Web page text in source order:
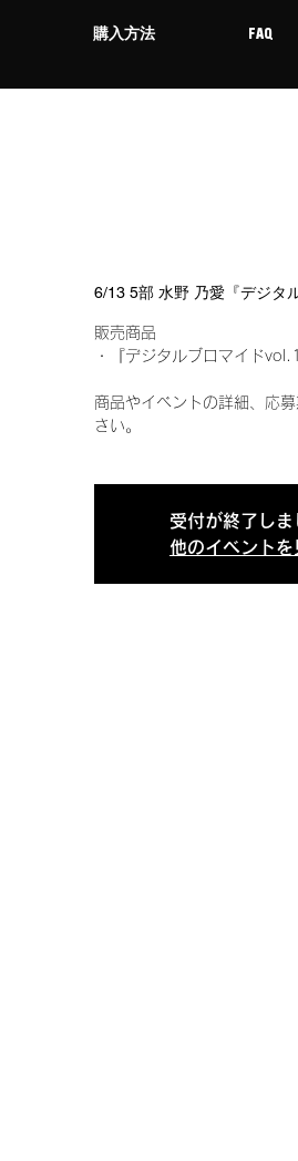
購入方法 FAQ
6/13 5部 水野 乃愛『デジタ
販売商品
・『デジタルブロマイド
商品やイベントの詳細、応
さい。
受付が終了しま
他のイベントを